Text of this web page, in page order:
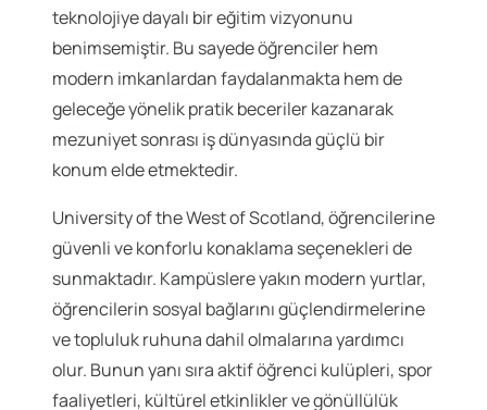
teknolojiye dayalı bir eğitim vizyonunu
benimsemiştir. Bu sayede öğrenciler hem
modern imkanlardan faydalanmakta hem de
geleceğe yönelik pratik beceriler kazanarak
mezuniyet sonrası iş dünyasında güçlü bir
konum elde etmektedir.
University of the West of Scotland, öğrencilerine
güvenli ve konforlu konaklama seçenekleri de
sunmaktadır. Kampüslere yakın modern yurtlar,
öğrencilerin sosyal bağlarını güçlendirmelerine
ve topluluk ruhuna dahil olmalarına yardımcı
olur. Bunun yanı sıra aktif öğrenci kulüpleri, spor
faaliyetleri, kültürel etkinlikler ve gönüllülük